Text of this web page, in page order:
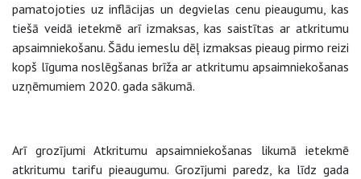
pamatojoties uz inflācijas un degvielas cenu pieaugumu, kas
tiešā veidā ietekmē arī izmaksas, kas saistītas ar atkritumu
apsaimniekošanu. Šādu iemeslu dēļ izmaksas pieaug pirmo reizi
kopš līguma noslēgšanas brīža ar atkritumu apsaimniekošanas
uzņēmumiem 2020. gada sākumā.
Arī grozījumi Atkritumu apsaimniekošanas likumā ietekmē
atkritumu tarifu pieaugumu. Grozījumi paredz, ka līdz gada